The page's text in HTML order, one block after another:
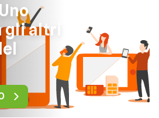
altri